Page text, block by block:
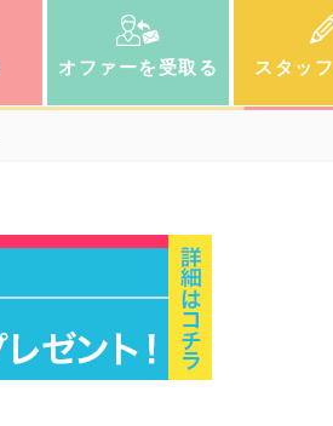
オファーを受取る スタッフ